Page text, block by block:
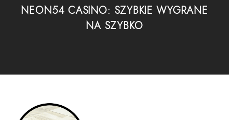
NEON54 CASINO: SZYBKIE WYGRANE
NA SZYBKO